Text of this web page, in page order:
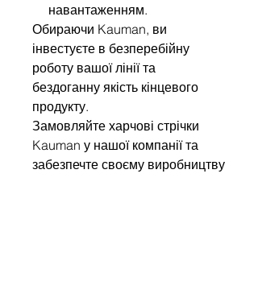
навантаженням.
Обираючи Kauman, ви
інвестуєте в безперебійну
роботу вашої лінії та
бездоганну якість кінцевого
продукту.
Замовляйте харчові стрічки
Kauman у нашої компанії та
забезпечте своєму виробництву